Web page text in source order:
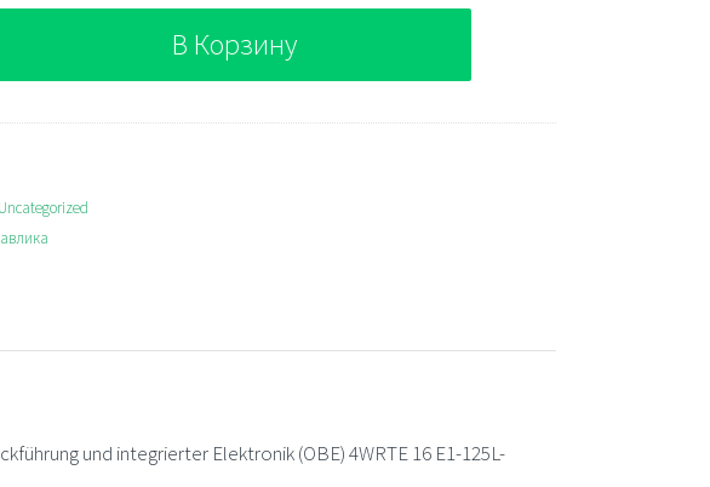
A1M
В Корзину
Uncategorized
und integrierter Elektronik (OBE) 4WRTE 16 E1-125L-